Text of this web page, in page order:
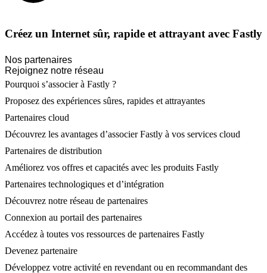
Créez un Internet sûr, rapide et attrayant avec Fastly
Nos partenaires
Rejoignez notre réseau
Pourquoi s’associer à Fastly ?
Proposez des expériences sûres, rapides et attrayantes
Partenaires cloud
Découvrez les avantages d’associer Fastly à vos services cloud
Partenaires de distribution
Améliorez vos offres et capacités avec les produits Fastly
Partenaires technologiques et d’intégration
Découvrez notre réseau de partenaires
Connexion au portail des partenaires
Accédez à toutes vos ressources de partenaires Fastly
Devenez partenaire
Développez votre activité en revendant ou en recommandant des